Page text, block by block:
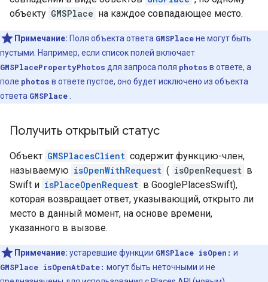
объекту GMSPlace на каждое совпадающее место.
Примечание: Поля объекта ответа GMSPlaceне могут быть
пустыми. Например, если список полей включает
GMSPlacePropertyPhotos для запроса поля photos в ответе, а
поле photos в ответе пустое, оно будет исключено из объекта
ответа GMSPlace
Получить открытый статус
Объект GMSPlacesClient содержит функцию-член,
называемую isOpenWithRequest ( isOpenRequest в
Swift и isPlaceOpenRequest в GooglePlacesSwift),
которая возвращает ответ, указывающий, открыто ли
место в данный момент, на основе времени,
указанного в вызове.
Примечание: устаревшие функции GMSPlace isOpen: и
GMSPlace isOpenAtDate: могут быть неточными и не